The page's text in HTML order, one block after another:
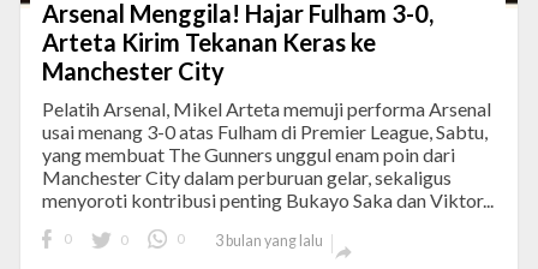
Arsenal Menggila! Hajar Fulham 3-0,
Arteta Kirim Tekanan Keras ke
Manchester City
Pelatih Arsenal, Mikel Arteta memuji performa Arsenal
usai menang 3-0 atas Fulham di Premier League, Sabtu,
yang membuat The Gunners unggul enam poin dari
Manchester City dalam perburuan gelar, sekaligus
menyoroti kontribusi penting Bukayo Saka dan Viktor...
0 0 0 3 bulan yang lalu
